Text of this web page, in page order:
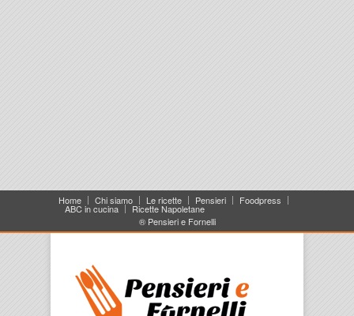
Home Chi siamo Le ricette Pensieri Foodpress
ABC in cucina
Ricette Napoletane
® Pensieri e Fornelli